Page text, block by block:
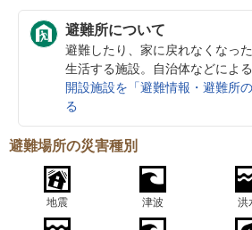
避難所について
避難したり、家に戻れなくなっ
生活する施設。自治体などによ
開設施設を「避難情報・避難所
る
避難場所の災害種別
地震 津波 洪